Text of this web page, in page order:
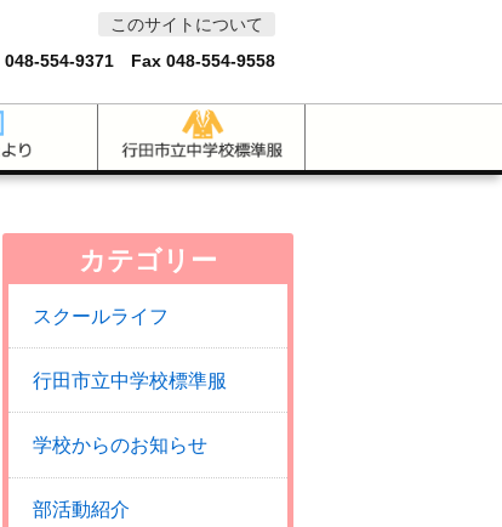
このサイトについて
048-554-9371 Fax 048-554-9558
カテゴリー
スクールライフ
行田市立中学校標準服
学校からのお知らせ
部活動紹介